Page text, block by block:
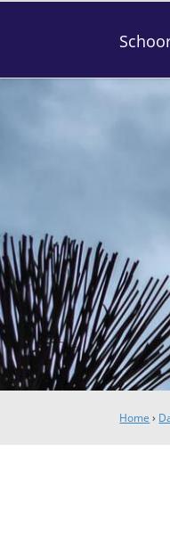
Home ›